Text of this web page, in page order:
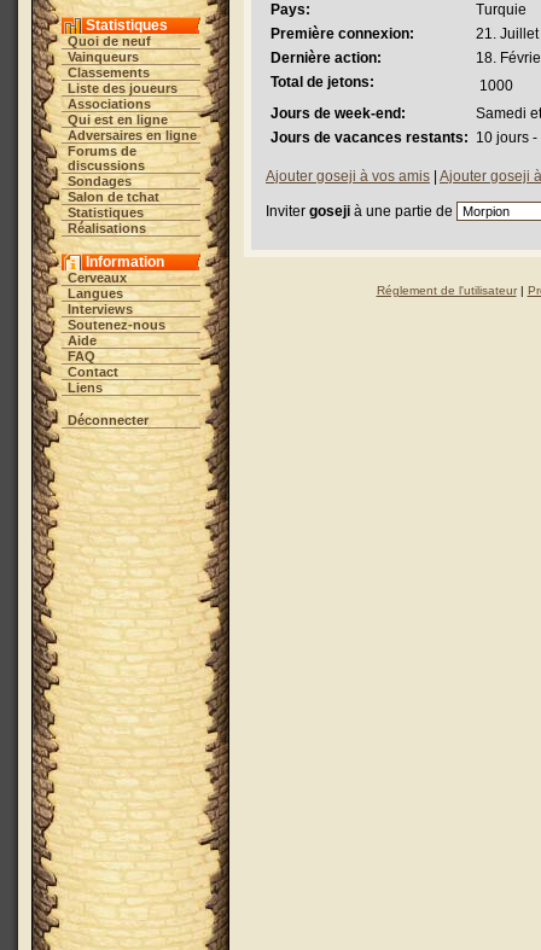
Statistiques
Quoi de neuf
Vainqueurs
Classements
Liste des joueurs
Associations
Qui est en ligne
Adversaires en ligne
Forums de
discussions
Sondages
Salon de tchat
Statistiques
Réalisations
Information
Cerveaux
Langues
Interviews
Soutenez-nous
Aide
FAQ
Contact
Liens
Déconnecter
Pays:
Turquie
Première connexion:
21.
Dernière action:
18.
Total de jetons:
1000
Jours de week-end:
Samedi
Jours de vacances restants: 10 jours
Ajouter goseji à vos amis Ajouter goseji
Inviter goseji à une partie de
Réglement de l'utilisateur|